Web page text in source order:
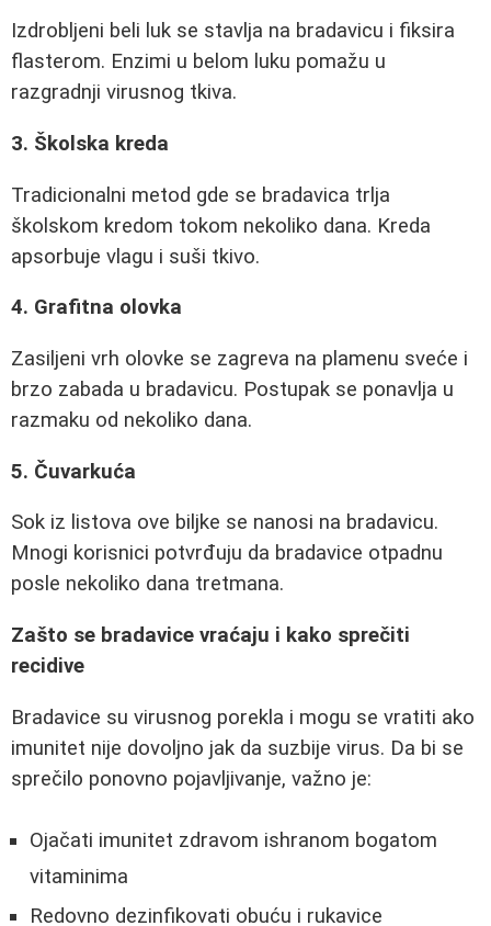
Izdrobljeni beli luk se stavlja na bradavicu i fiksira
flasterom. Enzimi u belom luku pomažu u
razgradnji virusnog tkiva.
3. Školska kreda
Tradicionalni metod gde se bradavica trlja
školskom kredom tokom nekoliko dana. Kreda
apsorbuje vlagu i suši tkivo.
4. Grafitna olovka
Zasiljeni vrh olovke se zagreva na plamenu sveće i
brzo zabada u bradavicu. Postupak se ponavlja u
razmaku od nekoliko dana.
5. Čuvarkuća
Sok iz listova ove biljke se nanosi na bradavicu.
Mnogi korisnici potvrđuju da bradavice otpadnu
posle nekoliko dana tretmana.
Zašto se bradavice vraćaju i kako sprečiti
recidive
Bradavice su virusnog porekla i mogu se vratiti ako
imunitet nije dovoljno jak da suzbije virus. Da bi se
sprečilo ponovno pojavljivanje, važno je:
Ojačati imunitet zdravom ishranom bogatom
vitaminima
Redovno dezinfikovati obuću i rukavice